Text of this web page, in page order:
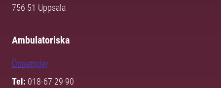
756 51 Uppsala
Ambulatoriska
Öppettider
Tel: 018-67 29 90